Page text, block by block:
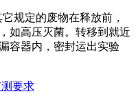
规定的废物在释放前，
如高压灭菌。转移到就近
容器内，密封运出实验
要求